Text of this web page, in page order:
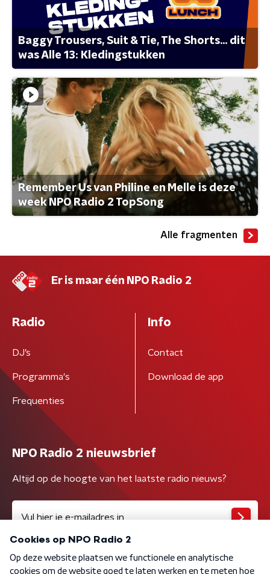
Baggy Trousers, Suit & Tie, The Shorts... dit
was Alle 13: Kledingstukken
Remember Us van Philine en Melle is deze
week NPO Radio 2 TopSong
Alle fragmenten
Er is maar één NPO Radio 2
Radio
DJ’s
Programma's
Frequenties
Info
Contact
Download de app
NPO Radio 2 nieuwsbrief
Altijd op de hoogte van het laatste radio nieuws?